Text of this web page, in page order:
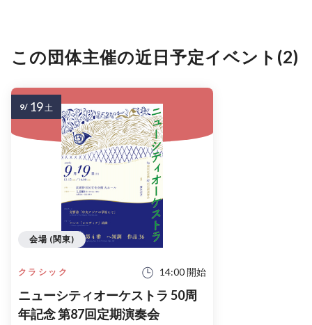
この団体主催の近日予定イベント(2)
クラシック 14:00 開始
ニューシティオーケストラ 50周
年記念 第87回定期演奏会
会場 (関東)
9/ 19土